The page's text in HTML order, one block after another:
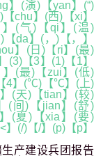
】(演)【yan】(“)
chu】(西)【xi】
】(气)【qi】(温)
da】(，)【，】
】(日)【ri】(最)
(3)【3】(1)【1】
(最)【zui】(低)
4】(℃)【℃】(上)
(天)【tian】(较)
(间)【jian】(舒)
(夏)【xia】(要)
(/)【/】(p)【p】
建设兵团报告